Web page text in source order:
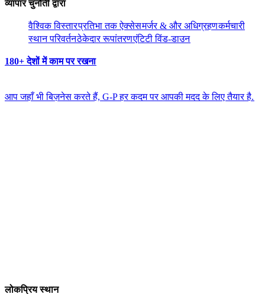
व्यापार चुनौती द्वारा​​
वैश्विक विस्तार​​प्रतिभा तक ऐक्सेस​​मर्जर & और अधिग्रहण​​कर्मचारी
स्थान परिवर्तन​​ठेकेदार रूपांतरण​​एंटिटी विंड-डाउन​​
180+ देशों में काम पर रखना​​
आप जहाँ भी बिज़नेस करते हैं, G-P हर कदम पर आपकी मदद के लिए तैयार है.​​
लोकप्रिय स्थान​​